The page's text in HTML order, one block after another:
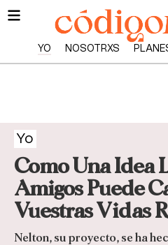
YO NOSOTRXS
Yo
Como Una Idea
Amigos Puede
Vuestras Vidas
Nelton, su proyecto, se ha